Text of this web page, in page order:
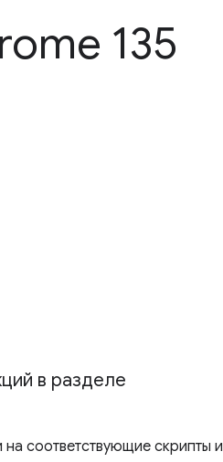
135
в разделе
соответствующие скрипты и